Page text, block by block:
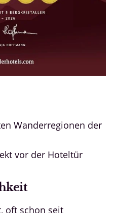
Wanderregionen der
vor der Hoteltür
oft schon seit